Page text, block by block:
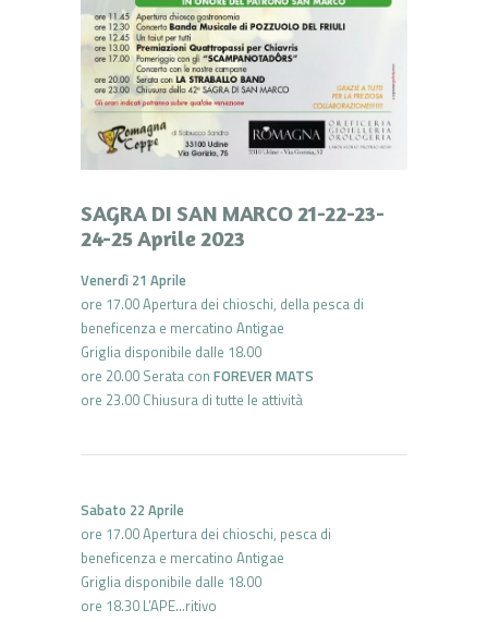
SAGRA DI SAN MARCO 21-22-23-
24-25 Aprile 2023
Venerdì 21 Aprile
ore 17.00 Apertura dei chioschi, della pesca di
beneficenza e mercatino Antigae
Griglia disponibile dalle 18.00
ore 20.00 Serata con FOREVER MATS
ore 23.00 Chiusura di tutte le attività
Sabato 22 Aprile
ore 17.00 Apertura dei chioschi, pesca di
beneficenza e mercatino Antigae
Griglia disponibile dalle 18.00
ore 18.30 L’APE…ritivo